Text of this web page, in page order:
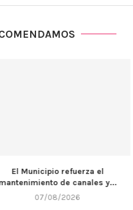
refuerza el
de canales y...
07/08/2026